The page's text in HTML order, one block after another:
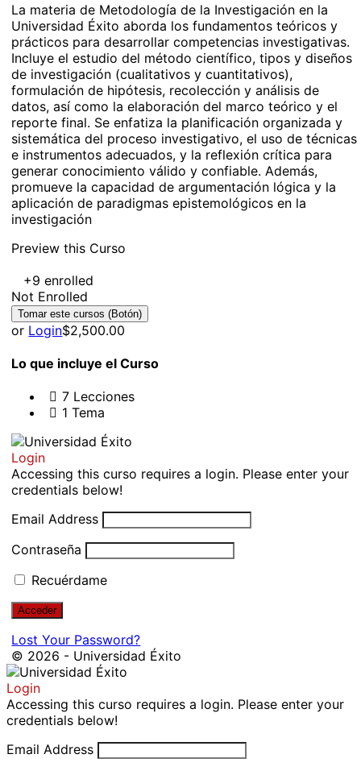
La materia de Metodología de la Investigación en la
Universidad Éxito aborda los fundamentos teóricos y
prácticos para desarrollar competencias investigativas.
Incluye el estudio del método científico, tipos y diseños
de investigación (cualitativos y cuantitativos),
formulación de hipótesis, recolección y análisis de
datos, así como la elaboración del marco teórico y el
reporte final. Se enfatiza la planificación organizada y
sistemática del proceso investigativo, el uso de técnicas
e instrumentos adecuados, y la reflexión crítica para
generar conocimiento válido y confiable. Además,
promueve la capacidad de argumentación lógica y la
aplicación de paradigmas epistemológicos en la
investigación
Preview this Curso
+9enrolled
Not Enrolled
or Login$2,500.00
Lo que incluye el Curso
7 Lecciones
1 Tema
Login
Accessing this curso requires a login. Please enter your
credentials below!
Email Address
Contraseña
Recuérdame
Lost Your Password?
© 2026 - Universidad Éxito
Login
Accessing this curso requires a login. Please enter your
credentials below!
Email Address